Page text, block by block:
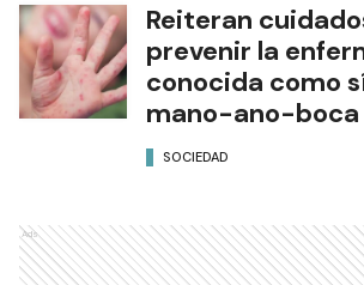
Reiteran
prevenir la
conocida como
mano-ano-boca
SOCIEDAD
Ads